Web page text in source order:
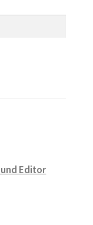
Editor